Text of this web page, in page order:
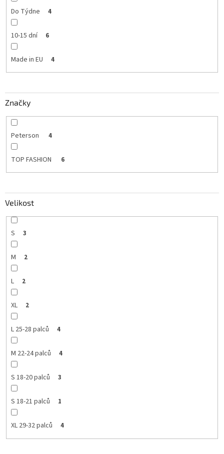
Do Týdne 4
10-15 dní 6
Made in EU 4
Značky
Peterson 4
TOP FASHION 6
Velikost
S 3
M 2
L 2
XL 2
L 25-28 palců 4
M 22-24 palců 4
S 18-20 palců 3
S 18-21 palců 1
XL 29-32 palců 4